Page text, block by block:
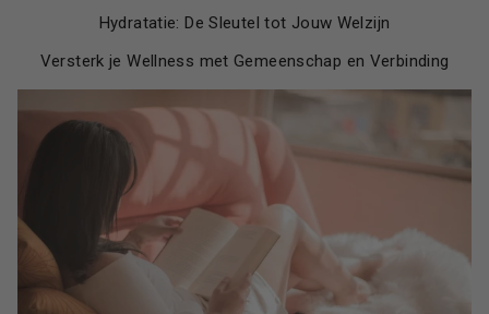
Hydratatie: De Sleutel tot Jouw Welzijn
Versterk je Wellness met Gemeenschap en Verbinding